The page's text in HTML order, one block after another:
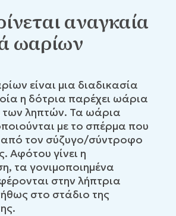
αναγκαία
ωαρίων
είναι μια διαδικασία
η δότρια παρέχει ωάρια
των ληπτών. Τα ωάρια
με το σπέρμα που
από τον σύζυγο/σύντροφο
Αφότου γίνει η
τα γονιμοποιημένα
στην λήπτρια
στο στάδιο της